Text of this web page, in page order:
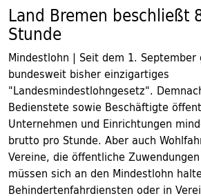
Land Bremen beschließt
Stunde
Mindestlohn | Seit dem 1.
bundesweit bisher einzigartiges
"Landesmindestlohngesetz".
Bedienstete sowie Beschäftigte
Unternehmen und Einrichtungen
brutto pro Stunde. Aber auch
Vereine, die öffentliche
müssen sich an den Mindestlohn
Behindertenfahrdiensten oder in